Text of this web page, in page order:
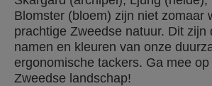
Blomster (bloem) zijn niet zomaar
prachtige Zweedse natuur. Dit zijn
namen en kleuren van onze
ergonomische tackers. Ga mee
Zweedse landschap!